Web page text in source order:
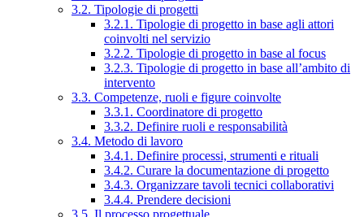
3.2. Tipologie di progetti
3.2.1. Tipologie di progetto in base agli attori
coinvolti nel servizio
3.2.2. Tipologie di progetto in base al focus
3.2.3. Tipologie di progetto in base all’ambito di
intervento
3.3. Competenze, ruoli e figure coinvolte
3.3.1. Coordinatore di progetto
3.3.2. Definire ruoli e responsabilità
3.4. Metodo di lavoro
3.4.1. Definire processi, strumenti e rituali
3.4.2. Curare la documentazione di progetto
3.4.3. Organizzare tavoli tecnici collaborativi
3.4.4. Prendere decisioni
3.5. Il processo progettuale